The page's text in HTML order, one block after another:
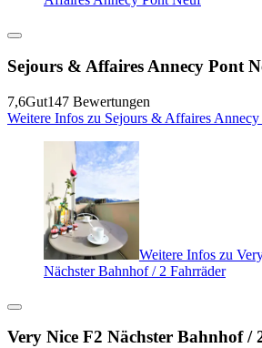
Sejours & Affaires Annecy Pont
7,6Gut147 Bewertungen
Weitere Infos zu Sejours & Affaires
Weitere Infos zu
Nächster Bahnhof / 2 Fahrräder
Very Nice F2 Nächster Bahnhof /